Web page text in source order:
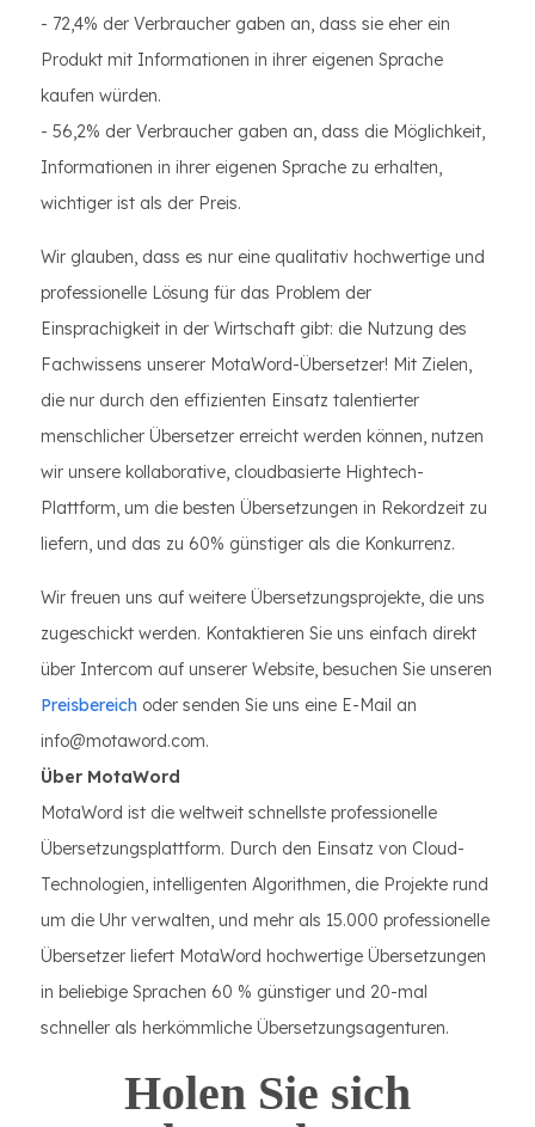
- 72,4% der Verbraucher gaben an, dass sie eher ein
Produkt mit Informationen in ihrer eigenen Sprache
kaufen würden.
- 56,2% der Verbraucher gaben an, dass die Möglichkeit,
Informationen in ihrer eigenen Sprache zu erhalten,
wichtiger ist als der Preis.
Wir glauben, dass es nur eine qualitativ hochwertige und
professionelle Lösung für das Problem der
Einsprachigkeit in der Wirtschaft gibt: die Nutzung des
Fachwissens unserer MotaWord-Übersetzer! Mit Zielen,
die nur durch den effizienten Einsatz talentierter
menschlicher Übersetzer erreicht werden können, nutzen
wir unsere kollaborative, cloudbasierte Hightech-
Plattform, um die besten Übersetzungen in Rekordzeit zu
liefern, und das zu 60% günstiger als die Konkurrenz.
Wir freuen uns auf weitere Übersetzungsprojekte, die uns
zugeschickt werden. Kontaktieren Sie uns einfach direkt
über Intercom auf unserer Website, besuchen Sie unseren
Preisbereich oder senden Sie uns eine E-Mail an
info@motaword.com.
Über MotaWord
MotaWord ist die weltweit schnellste professionelle
Übersetzungsplattform. Durch den Einsatz von Cloud-
Technologien, intelligenten Algorithmen, die Projekte rund
um die Uhr verwalten, und mehr als 15.000 professionelle
Übersetzer liefert MotaWord hochwertige Übersetzungen
in beliebige Sprachen 60 % günstiger und 20-mal
schneller als herkömmliche Übersetzungsagenturen.
Holen Sie sich